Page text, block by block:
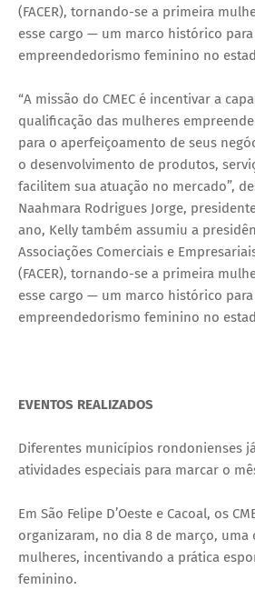
(FACER), tornando-se a primeira
esse cargo — um marco histórico
empreendedorismo feminino no
“A missão do CMEC é incentivar a
qualificação das mulheres
para o aperfeiçoamento de seus
o desenvolvimento de produtos,
facilitem sua atuação no mercado”,
Naahmara Rodrigues Jorge,
ano, Kelly também assumiu a
Associações Comerciais e
(FACER), tornando-se a primeira
esse cargo — um marco histórico
empreendedorismo feminino no
EVENTOS REALIZADOS
Diferentes municípios rondonienses
atividades especiais para marcar o
Em São Felipe D’Oeste e Cacoal, os
organizaram, no dia 8 de março, uma
mulheres, incentivando a prática
feminino.